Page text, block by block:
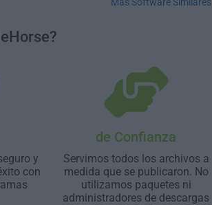
y
con
de Confianza
Servimos todos los archivos a
medida que se publicaron. No
utilizamos paquetes ni
administradores de descargas